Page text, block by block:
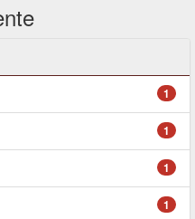
1
1
1
1